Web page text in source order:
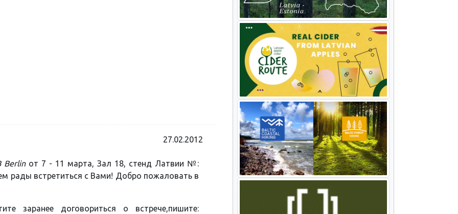
27.02.2012
Berlinот 7 - 11 марта, Зал 18, стенд Латвии №:
рады встретиться с Вами! Добро пожаловать в
заранее договориться о встрече,пишите: